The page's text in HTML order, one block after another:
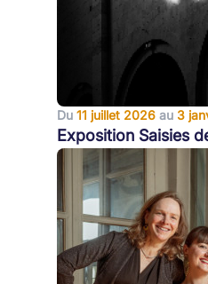
Du 11 juillet 2026 au 3
Exposition Saisies